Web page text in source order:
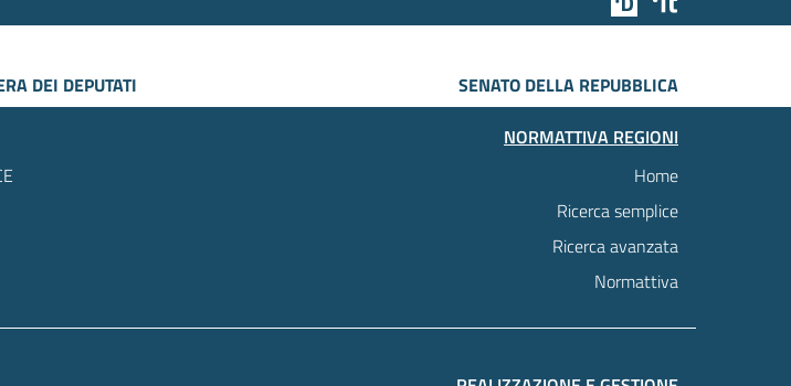
DEI DEPUTATI
SENATO DELLA REPUBBLICA
NORMATTIVA REGIONI
Home
Ricerca semplice
Ricerca avanzata
Normattiva